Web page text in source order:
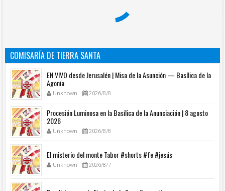
COMISARÍA DE TIERRA SANTA
EN VIVO desde Jerusalén | Misa de la Asunción — Basílica de la
Agonía
Unknown 2026/8/8
Procesión Luminosa en la Basílica de la Anunciación | 8 agosto
2026
Unknown 2026/8/8
El misterio del monte Tabor #shorts #fe #jesús
Unknown 2026/8/7